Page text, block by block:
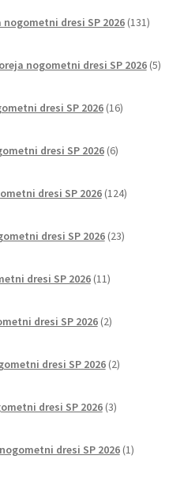
dresi SP 2026 131
nogometni dresi SP 2026 5
dresi SP 2026 16izdelkov
dresi SP 2026 6izdelkov
dresi SP 2026 124izdelkov
dresi SP 2026 23izdelkov
dresi SP 2026 11izdelkov
dresi SP 2026 2izdelka
dresi SP 2026 2izdelka
dresi SP 2026 3izdelki
dresi SP 2026 1izdelek